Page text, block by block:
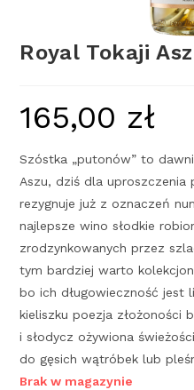
Royal Tokaji
165,00 zł
Szóstka „putonów” to
Aszu, dziś dla
rezygnuje już z oznaczeń
najlepsze wino słodkie
zrodzynkowanych przez
tym bardziej warto
bo ich długowieczność jest
kieliszku poezja złożoności
i słodycz ożywiona
do gęsich wątróbek lub
Brak w magazynie